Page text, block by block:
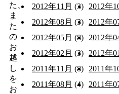
た、
ま
た
の
お
越
し
を
お
2012年11月 (3) 2012年
2012年08月 (3) 2012年
2012年05月 (8) 2012年
2012年02月 (3) 2012年
2011年11月 (8) 2011年
2011年08月 (4) 2011年